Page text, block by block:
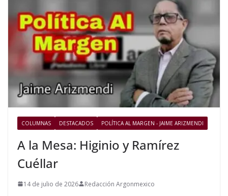
COLUMNAS DESTACADOS POLÍTICA AL MARGEN - JAIME ARIZMENDI
A la Mesa: Higinio y Ramírez
Cuéllar
14 de julio de 2026 Redacción Argonmexico